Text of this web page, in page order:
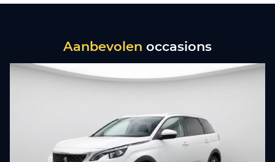
Aanbevolen occasions